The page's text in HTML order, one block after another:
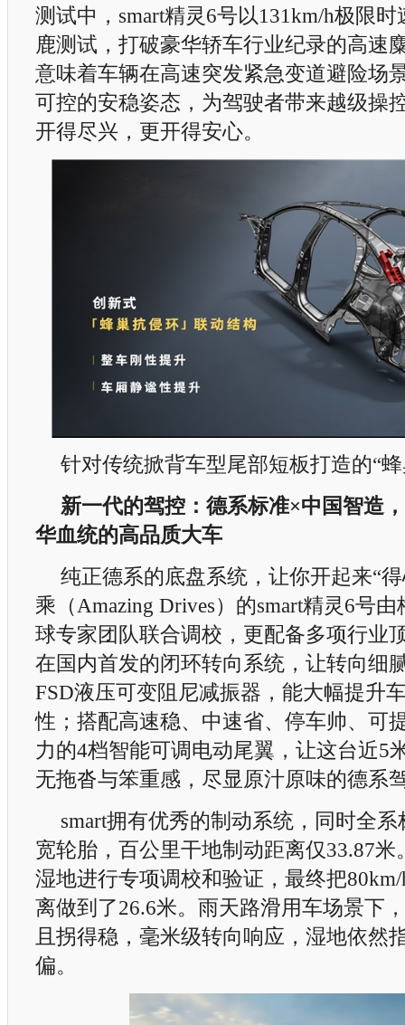
测试中，smart精灵6号以131km/h极限
鹿测试，打破豪华轿车行业纪录的高速
意味着车辆在高速突发紧急变道避险场
可控的安稳姿态，为驾驶者带来越级操
开得尽兴，更开得安心。
针对传统掀背车型尾部短板打造的“
新一代的驾控：德系标准×中国智造
华血统的高品质大车
纯正德系的底盘系统，让你开起来“
乘（Amazing Drives）的smart精灵6号
球专家团队联合调校，更配备多项行业
在国内首发的闭环转向系统，让转向细
FSD液压可变阻尼减振器，能大幅提升
性；搭配高速稳、中速省、停车帅、可
力的4档智能可调电动尾翼，让这台近5
无拖沓与笨重感，尽显原汁原味的德系
smart拥有优秀的制动系统，同时全
宽轮胎，百公里干地制动距离仅33.87米
湿地进行专项调校和验证，最终把
离做到了26.6米。雨天路滑用车场景下
且拐得稳，毫米级转向响应，湿地依然
偏。